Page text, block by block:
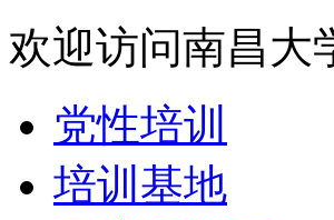
欢迎访问南昌大
党性培训
培训基地